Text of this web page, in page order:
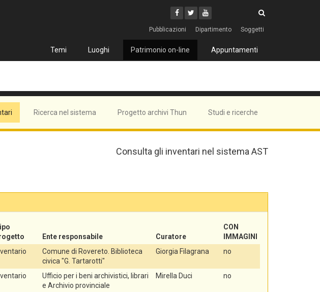
Facebook
Twitter
Youtube
Pubblicazioni Dipartimento Soggetti
Temi Luoghi Patrimonio on-line Appuntamenti
Ricerca nel sistema Progetto archivi Thun Studi e ricerche
Consulta gli inventari nel sistema AST
Ente responsabile Curatore
CON
IMMAGINI
Comune di Rovereto. Biblioteca
civica "G. Tartarotti"
Giorgia Filagrana no
Ufficio per i beni archivistici, librari
e Archivio provinciale
Mirella Duci no